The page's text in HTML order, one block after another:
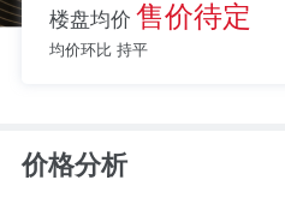
楼盘均价 售价待定
均价环比 持平
价格分析